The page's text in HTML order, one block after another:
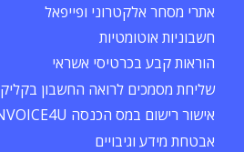
אתרי מסחר אלקטרוני ופייפאל
חשבוניות אוטומטיות
הוראות קבע בכרטיסי אשראי
שליחת מסמכים לרואה החשבון בקליק
אישור רישום במס הכנסה INVOICE4U
אבטחת מידע וגיבויים